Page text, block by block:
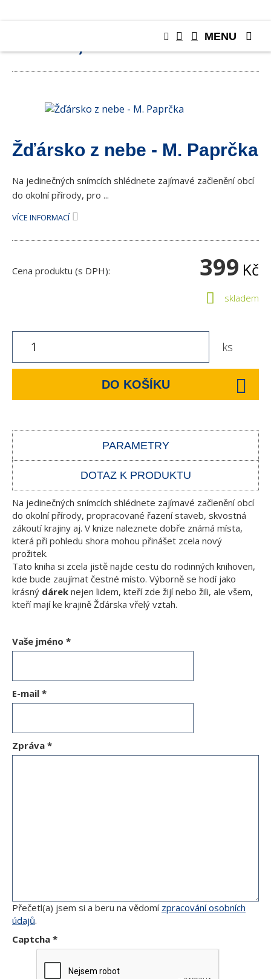
KNIHY, PUBLIKACE
Žďársko z nebe - M. Paprčka
Na jedinečných snímcích shlédnete zajímavé začlenění obcí
do okolní přírody, pro ...
VÍCE INFORMACÍ
Cena produktu (s DPH): 399 Kč
skladem
ks
DO KOŠÍKU
PARAMETRY
DOTAZ K PRODUKTU
Na jedinečných snímcích shlédnete zajímavé začlenění obcí
do okolní přírody, propracované řazení staveb, skvostná
zákoutí krajiny aj. V knize naleznete dobře známá místa,
která při pohledu shora mohou přinášet zcela nový
prožitek.
Tato kniha si zcela jistě najde cestu do rodinných knihoven,
kde bude zaujímat čestné místo. Výborně se hodí jako
krásný dárek nejen lidem, kteří zde žijí nebo žili, ale všem,
kteří mají ke krajině Žďárska vřelý vztah.
Vaše jméno *
E-mail *
Zpráva *
Přečetl(a) jsem si a beru na vědomí zpracování osobních
údajů.
Captcha *
MENU